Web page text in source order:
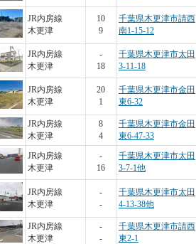
JR内房線
木更津
10
9
千葉県木更津市請西
南1-15-12
JR内房線
木更津
-
18
千葉県木更津市太田
3-11-18
JR内房線
木更津
20
1
千葉県木更津市金田
東6-32
JR内房線
木更津
8
4
千葉県木更津市金田
東6-47-33
JR内房線
木更津
-
16
千葉県木更津市太田
3-7-1他
JR内房線
木更津
-
-
千葉県木更津市太田
4-13-38他
JR内房線
木更津
-
-
千葉県木更津市請西
東2-1